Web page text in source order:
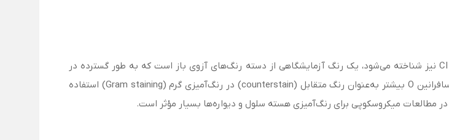
سافرانین O که با نام‌هایی مانند باز قرمز 2 (Basic Red 2)، سافرانین T و CI 50240 نیز شناخته می‌شود، یک رنگ آزمایشگاهی از دسته رنگ‌های آزوی باز است که به طور گسترده در
میکروسکوپی، بافت‌شناسی، رنگ‌آمیزی باکتری‌ها و مطالعات سلولی به‌کار می‌رود. سافرانین O بیشتر به‌عنوان رنگ متقابل (counterstain) در رنگ‌آمیزی گرم (Gram staining) استفاده
میکروسکوپی برای رنگ‌آمیزی هسته سلول و دیواره‌ها بسیار مؤثر است.